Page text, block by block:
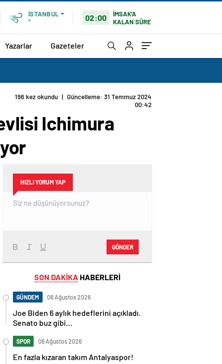
İSTANBUL
°
02:00
İMSAK'A
KALAN SÜRE
Yazarlar Gazeteler
katkı sağlıyor
Ichimura
HIZLI YORUM YAP
GÖNDER
Joe Biden 6 aylık hedeflerini açıkladı.
Senato buz gibi…
En fazla kızaran takım Antalyaspor!
Tam 5 futbolcu….